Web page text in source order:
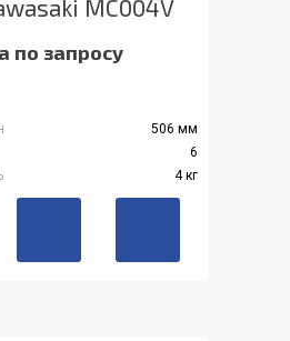
MC004V
по запросу
506 мм
6
4 кг